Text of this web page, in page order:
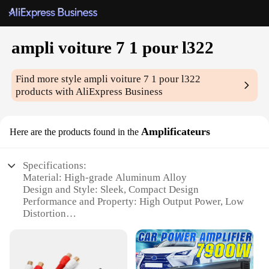
ampli voiture 7 1 pour l322
Find more styleampli voiture 7 1 pour l322
products with AliExpress Business
Here are the products found in the Amplificateurs
Specifications:
Material: High-grade Aluminum Alloy
Design and Style: Sleek, Compact Design
Performance and Property: High Output Power, Low
Distortion
Typical Adaptive Scenario: Upgrade for Enhanced
Parts and Accessories: Includes All Necessary